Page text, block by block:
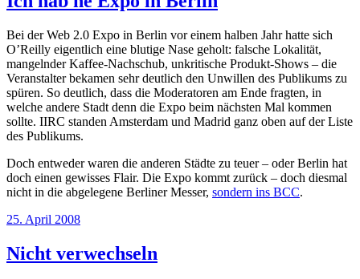
Bei der Web 2.0 Expo in Berlin vor einem halben Jahr hatte sich
O’Reilly eigentlich eine blutige Nase geholt: falsche Lokalität,
mangelnder Kaffee-Nachschub, unkritische Produkt-Shows – die
Veranstalter bekamen sehr deutlich den Unwillen des Publikums zu
spüren. So deutlich, dass die Moderatoren am Ende fragten, in
welche andere Stadt denn die Expo beim nächsten Mal kommen
sollte. IIRC standen Amsterdam und Madrid ganz oben auf der Liste
des Publikums.
Doch entweder waren die anderen Städte zu teuer – oder Berlin hat
doch einen gewisses Flair. Die Expo kommt zurück – doch diesmal
nicht in die abgelegene Berliner Messer, sondern ins BCC.
Veröffentlicht
25. April 2008
Nicht verwechseln